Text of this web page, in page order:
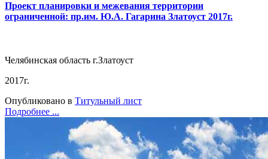
Проект планировки и межевания территории
ограниченной: пр.им. Ю.А. Гагарина Златоуст 2017г.
Челябинская область г.Златоуст
2017г.
Опубликовано в Титульный лист
Подробнее ...